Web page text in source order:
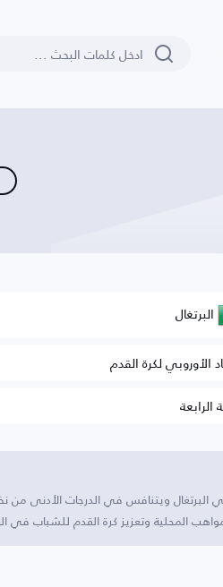
البرتغال
الأوروبي لكرة القدم
الرابعة
البرتغال ويتنافس في الدرجات الأدنى